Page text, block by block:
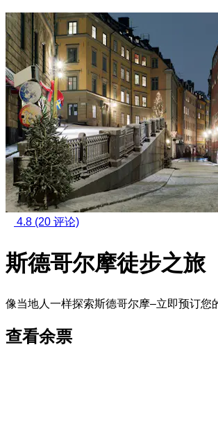
4.8 (20 评论)
斯德哥尔摩徒步之旅
像当地人一样探索斯德哥尔摩–立即预订您
查看余票